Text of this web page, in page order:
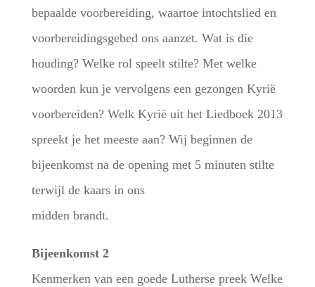
bepaalde voorbereiding, waartoe intochtslied en
voorbereidingsgebed ons aanzet. Wat is die
houding? Welke rol speelt stilte? Met welke
woorden kun je vervolgens een gezongen Kyrië
voorbereiden? Welk Kyrië uit het Liedboek 2013
spreekt je het meeste aan? Wij beginnen de
bijeenkomst na de opening met 5 minuten stilte
terwijl de kaars in ons
midden brandt.
Bijeenkomst 2
Kenmerken van een goede Lutherse preek Welke